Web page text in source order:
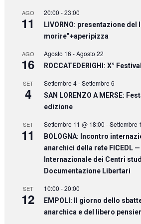
AGO
11
20:00 -23:00
LIVORNO: presentazione del
morire”+aperipizza
AGO
16
Agosto 16 -Agosto 22
ROCCATEDERIGHI: X°
SET
4
Settembre 4-Settembre 6
SAN LORENZO A MERSE:
edizione
SET
11
Settembre 11 @ 18:00 -Settembre
BOLOGNA: Incontro
anarchici della rete FICEDL
Internazionale dei Centri
Documentazione Libertari
SET
12
10:00 -20:00
EMPOLI: Il giorno dello
anarchica e del libero